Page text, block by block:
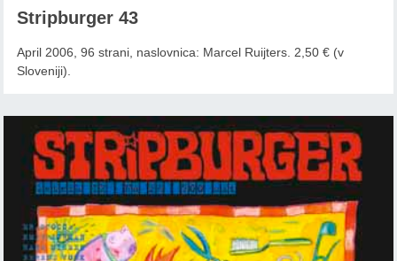
Stripburger 43
April 2006, 96 strani, naslovnica: Marcel Ruijters. 2,50 € (v
Sloveniji).